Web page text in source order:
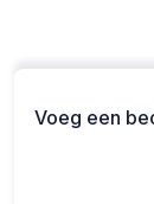
Voeg een